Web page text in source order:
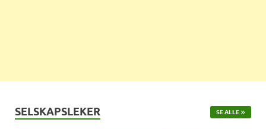
SELSKAPSLEKER SE ALLE